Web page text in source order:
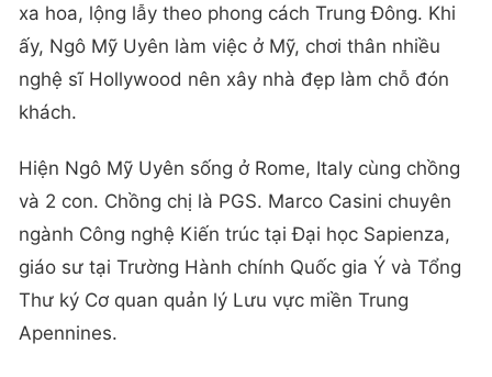
xa hoa, lộng lẫy theo phong cách Trung Đông. Khi
ấy, Ngô Mỹ Uyên làm việc ở Mỹ, chơi thân nhiều
nghệ sĩ Hollywood nên xây nhà đẹp làm chỗ đón
khách.
Hiện Ngô Mỹ Uyên sống ở Rome, Italy cùng chồng
và 2 con. Chồng chị là PGS. Marco Casini chuyên
ngành Công nghệ Kiến trúc tại Đại học Sapienza,
giáo sư tại Trường Hành chính Quốc gia Ý và Tổng
Thư ký Cơ quan quản lý Lưu vực miền Trung
Apennines.